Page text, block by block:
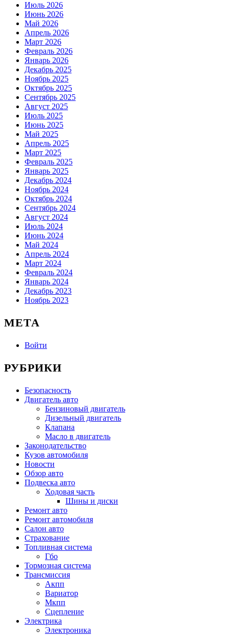
Июль 2026
Июнь 2026
Май 2026
Апрель 2026
Март 2026
Февраль 2026
Январь 2026
Декабрь 2025
Ноябрь 2025
Октябрь 2025
Сентябрь 2025
Август 2025
Июль 2025
Июнь 2025
Май 2025
Апрель 2025
Март 2025
Февраль 2025
Январь 2025
Декабрь 2024
Ноябрь 2024
Октябрь 2024
Сентябрь 2024
Август 2024
Июль 2024
Июнь 2024
Май 2024
Апрель 2024
Март 2024
Февраль 2024
Январь 2024
Декабрь 2023
Ноябрь 2023
МЕТА
Войти
РУБРИКИ
Безопасность
Двигатель авто
Бензиновый двигатель
Дизельный двигатель
Клапана
Масло в двигатель
Законодательство
Кузов автомобиля
Новости
Обзор авто
Подвеска авто
Ходовая часть
Шины и диски
Ремонт авто
Ремонт автомобиля
Салон авто
Страхование
Топливная система
Гбо
Тормозная система
Трансмиссия
Акпп
Вариатор
Мкпп
Сцепление
Электрика
Электроника